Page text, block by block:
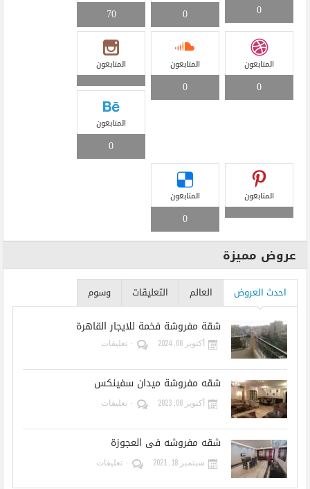
0
0
70
المتابعون
0
المتابعون
0
المتابعون
المتابعون
0
المتابعون المتابعون
0
عروض مميزة
احدث العروض العالم التعليقات وسوم
شقة مفروشة فخمة للايجار القاهرة
أكتوبر 06, 2024 ٠ تعليقات
شقه مفروشة ميدان سفينكس
أكتوبر 06, 2023 ٠ تعليقات
شقه مفروشه فى العجوزة
سبتمبر 18, 2021 ٠ تعليقات